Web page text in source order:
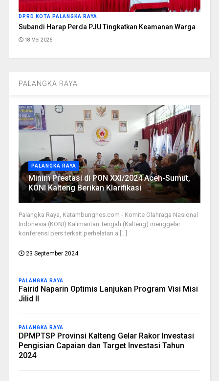
DPRD KOTA PALANGKA RAYA
Subandi Harap Perda PJU Tingkatkan Keamanan Warga
18 Mei 2026
PALANGKA RAYA
PALANGKA RAYA
Minim Prestasi di PON XXI/2024 Aceh-Sumut,
KONI Kalteng Berikan Klarifikasi
Palangka Raya, Katambungnes.com - Komite Olahraga Nasional
Indonesia (KONI) Kalimantan Tengah (Kalteng) menggelar
konferensi pers terkait perhelatan a [...]
23 September 2024
PALANGKA RAYA
Fairid Naparin Optimis Lanjukan Program Visi Misi
Jilid II
PALANGKA RAYA
DPMPTSP Provinsi Kalteng Gelar Rakor Investasi
Pengisian Capaian dan Target Investasi Tahun
2024